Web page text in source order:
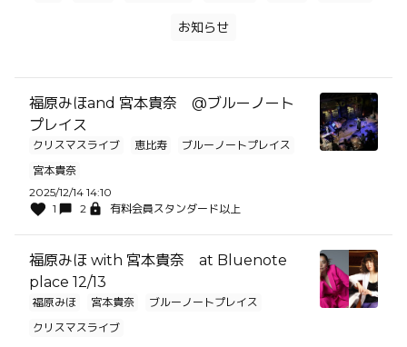
お知らせ
福原みほand 宮本貴奈 @ブルーノート
プレイス
クリスマスライブ 恵比寿
ブルーノートプレイス
宮本貴奈
2025/12/14 14:10
1
2 有料会員スタンダード以上
福原みほ with 宮本貴奈 at Bluenote
place 12/13
福原みほ 宮本貴奈
ブルーノートプレイス
クリスマスライブ